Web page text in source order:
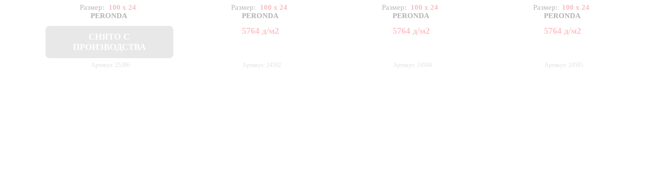
Размер:
100 x 24
PERONDA
Артикул: 25396
Размер:
100 x 24
PERONDA
5764 д/м2
Артикул: 24592
Размер:
100 x 24
PERONDA
5764д/м2
Артикул: 24594
Размер:
100 x 24
PERONDA
5764 д/м2
Артикул: 24595